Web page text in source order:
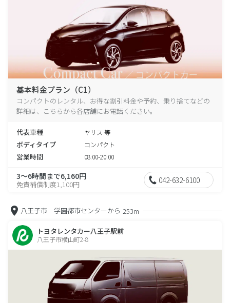
基本料金プラン（C1）
コンパクトのレンタル、お得な割引料金や予約、乗り捨てなどの
詳細は、こちらから各店舗にお電話ください。
代表車種 ヤリス 等
ボディタイプ コンパクト
営業時間 08:00-20:00
3～6時間まで6,160円
免責補償制度1,100円 042-632-6100
八王子市 学園都市センターから 253m
トヨタレンタカー八王子駅前
八王子市横山町2-8